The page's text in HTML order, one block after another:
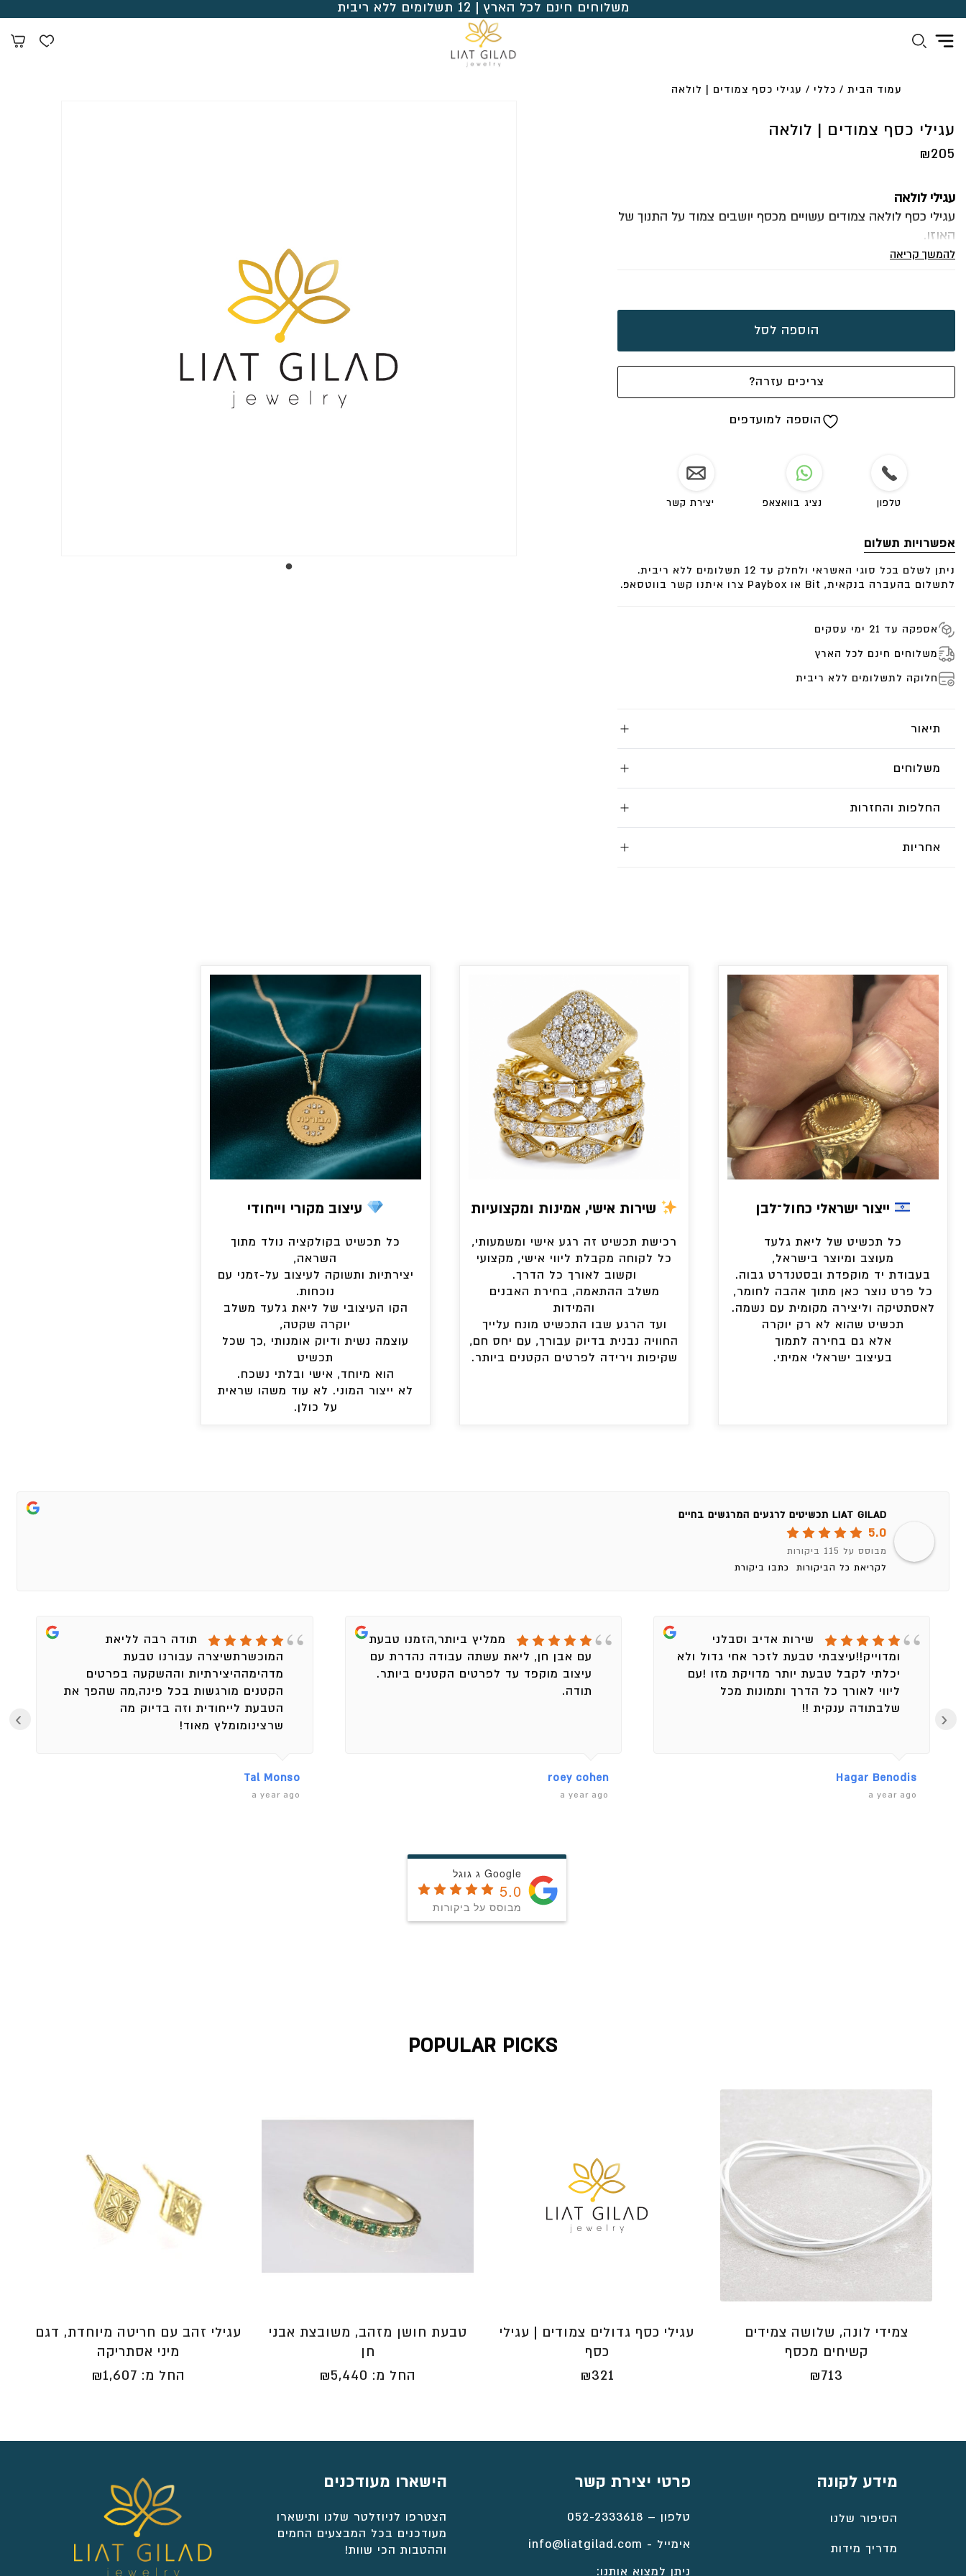
משלוחים חינם לכל הארץ | 12 תשלומים ללא ריבית
עמוד הבית / כללי / עגילי כסף צמודים | לולאה
עגילי כסף צמודים | לולאה
₪205
עגילי לולאה
עגילי כסף לולאה צמודים עשויים מכסף יושבים צמוד על התנוך של
האוזן.
עגילי יום יום שלא תרצי להוריד, נוחים קלים ועם המון נוכחות
להמשך קריאה
צריכים עזרה?
הוספה לסל
הוספה למועדפים
טלפון נציג בוואצאפ יצירת קשר
אפשרויות תשלום
ניתן לשלם בכל סוגי האשראי ולחלק עד 12 תשלומים ללא ריבית.
לתשלום בהעברה בנקאית, Bit או Paybox צרו איתנו קשר בווטסאפ.
אספקה עד 21 ימי עסקים
משלוחים חינם לכל הארץ
חלוקה לתשלומים ללא ריבית
תיאור
משלוחים
החלפות והחזרות
אחריות
ייצור ישראלי כחול־לבן
כל תכשיט של ליאת גלעד
מעוצב ומיוצר בישראל,
בעבודת יד מוקפדת ובסטנדרט גבוה.
כל פרט נוצר כאן מתוך אהבה לחומר,
לאסתטיקה וליצירה מקומית עם נשמה.
תכשיט שהוא לא רק יוקרה
אלא גם בחירה לתמוך
בעיצוב ישראלי אמיתי.
שירות אישי, אמינות ומקצועיות
רכישת תכשיט זה רגע אישי ומשמעותי,
כל לקוחה מקבלת ליווי אישי, מקצועי
וקשוב לאורך כל הדרך.
משלב ההתאמה, בחירת האבנים
והמידות
ועד הרגע שבו התכשיט מונח עלייך
החוויה נבנית בדיוק עבורך, עם יחס חם,
שקיפות וירידה לפרטים הקטנים ביותר.
עיצוב מקורי וייחודי
כל תכשיט בקולקציה נולד מתוך
השראה,
יצירתיות ותשוקה לעיצוב על-זמני עם
נוכחות.
הקו העיצובי של ליאת גלעד משלב
יוקרה שקטה,
עוצמה נשית ודיוק אומנותי ,כך שכל
תכשיט
הוא מיוחד, אישי ובלתי נשכח.
לא ייצור המוני. לא עוד משהו שראית
על כולן.
LIAT GILAD תכשיטים לרגעים המרגשים בחיים
5.0
מבוסס על 115 ביקורות
לקריאת כל הביקורות
כתבו ביקורת
שירות אדיב וסבלני
ומדוייק!!עיצבתי טבעת לזכר אחי גדול ולא
יכלתי לקבל טבעת יותר מדויקת מזו !עם
ליווי לאורך כל הדרך ותמונות מכל
שלבתודה ענקית !!
Hagar Benodis
a year ago
ממליץ ביותר,הזמנו טבעת
עם אבן חן, ליאת עשתה עבודה נהדרת עם
עיצוב מוקפד עד לפרטים הקטנים ביותר.
תודה.
roey cohen
a year ago
תודה רבה לליאת
המוכשרתשיצרה עבורנו טבעת
מדהימההיצירתיות וההשקעה בפרטים
הקטנים מורגשות בכל פינה,מה שהפך את
הטבעת לייחודית וזה בדיוק מה
שרצינומומלץ מאוד!
Tal Monso
a year ago
‹
›
Google ג גוגל
5.0
מבוסס על ביקורות
POPULAR PICKS
צמידי לונה, שלושה צמידים
קשיחים מכסף
₪713
עגילי כסף גדולים צמודים | עגילי
כסף
₪321
טבעת חושן מזהב, משובצת אבני
חן
החל מ:
₪5,440
עגילי זהב עם חריטה מיוחדת, דגם
מיני אסתריקה
החל מ:
₪1,607
מידע לקונה
הסיפור שלנו
מדריך מידות
פרטי יצירת קשר
טלפון – 052-2333618
אימייל - info@liatgilad.com
ניתן למצוא אותנו:
הישארו מעודכנים
הצטרפו לניוזלטר שלנו ותישארו
מעודכנים בכל המבצעים החמים
וההטבות הכי שוות!